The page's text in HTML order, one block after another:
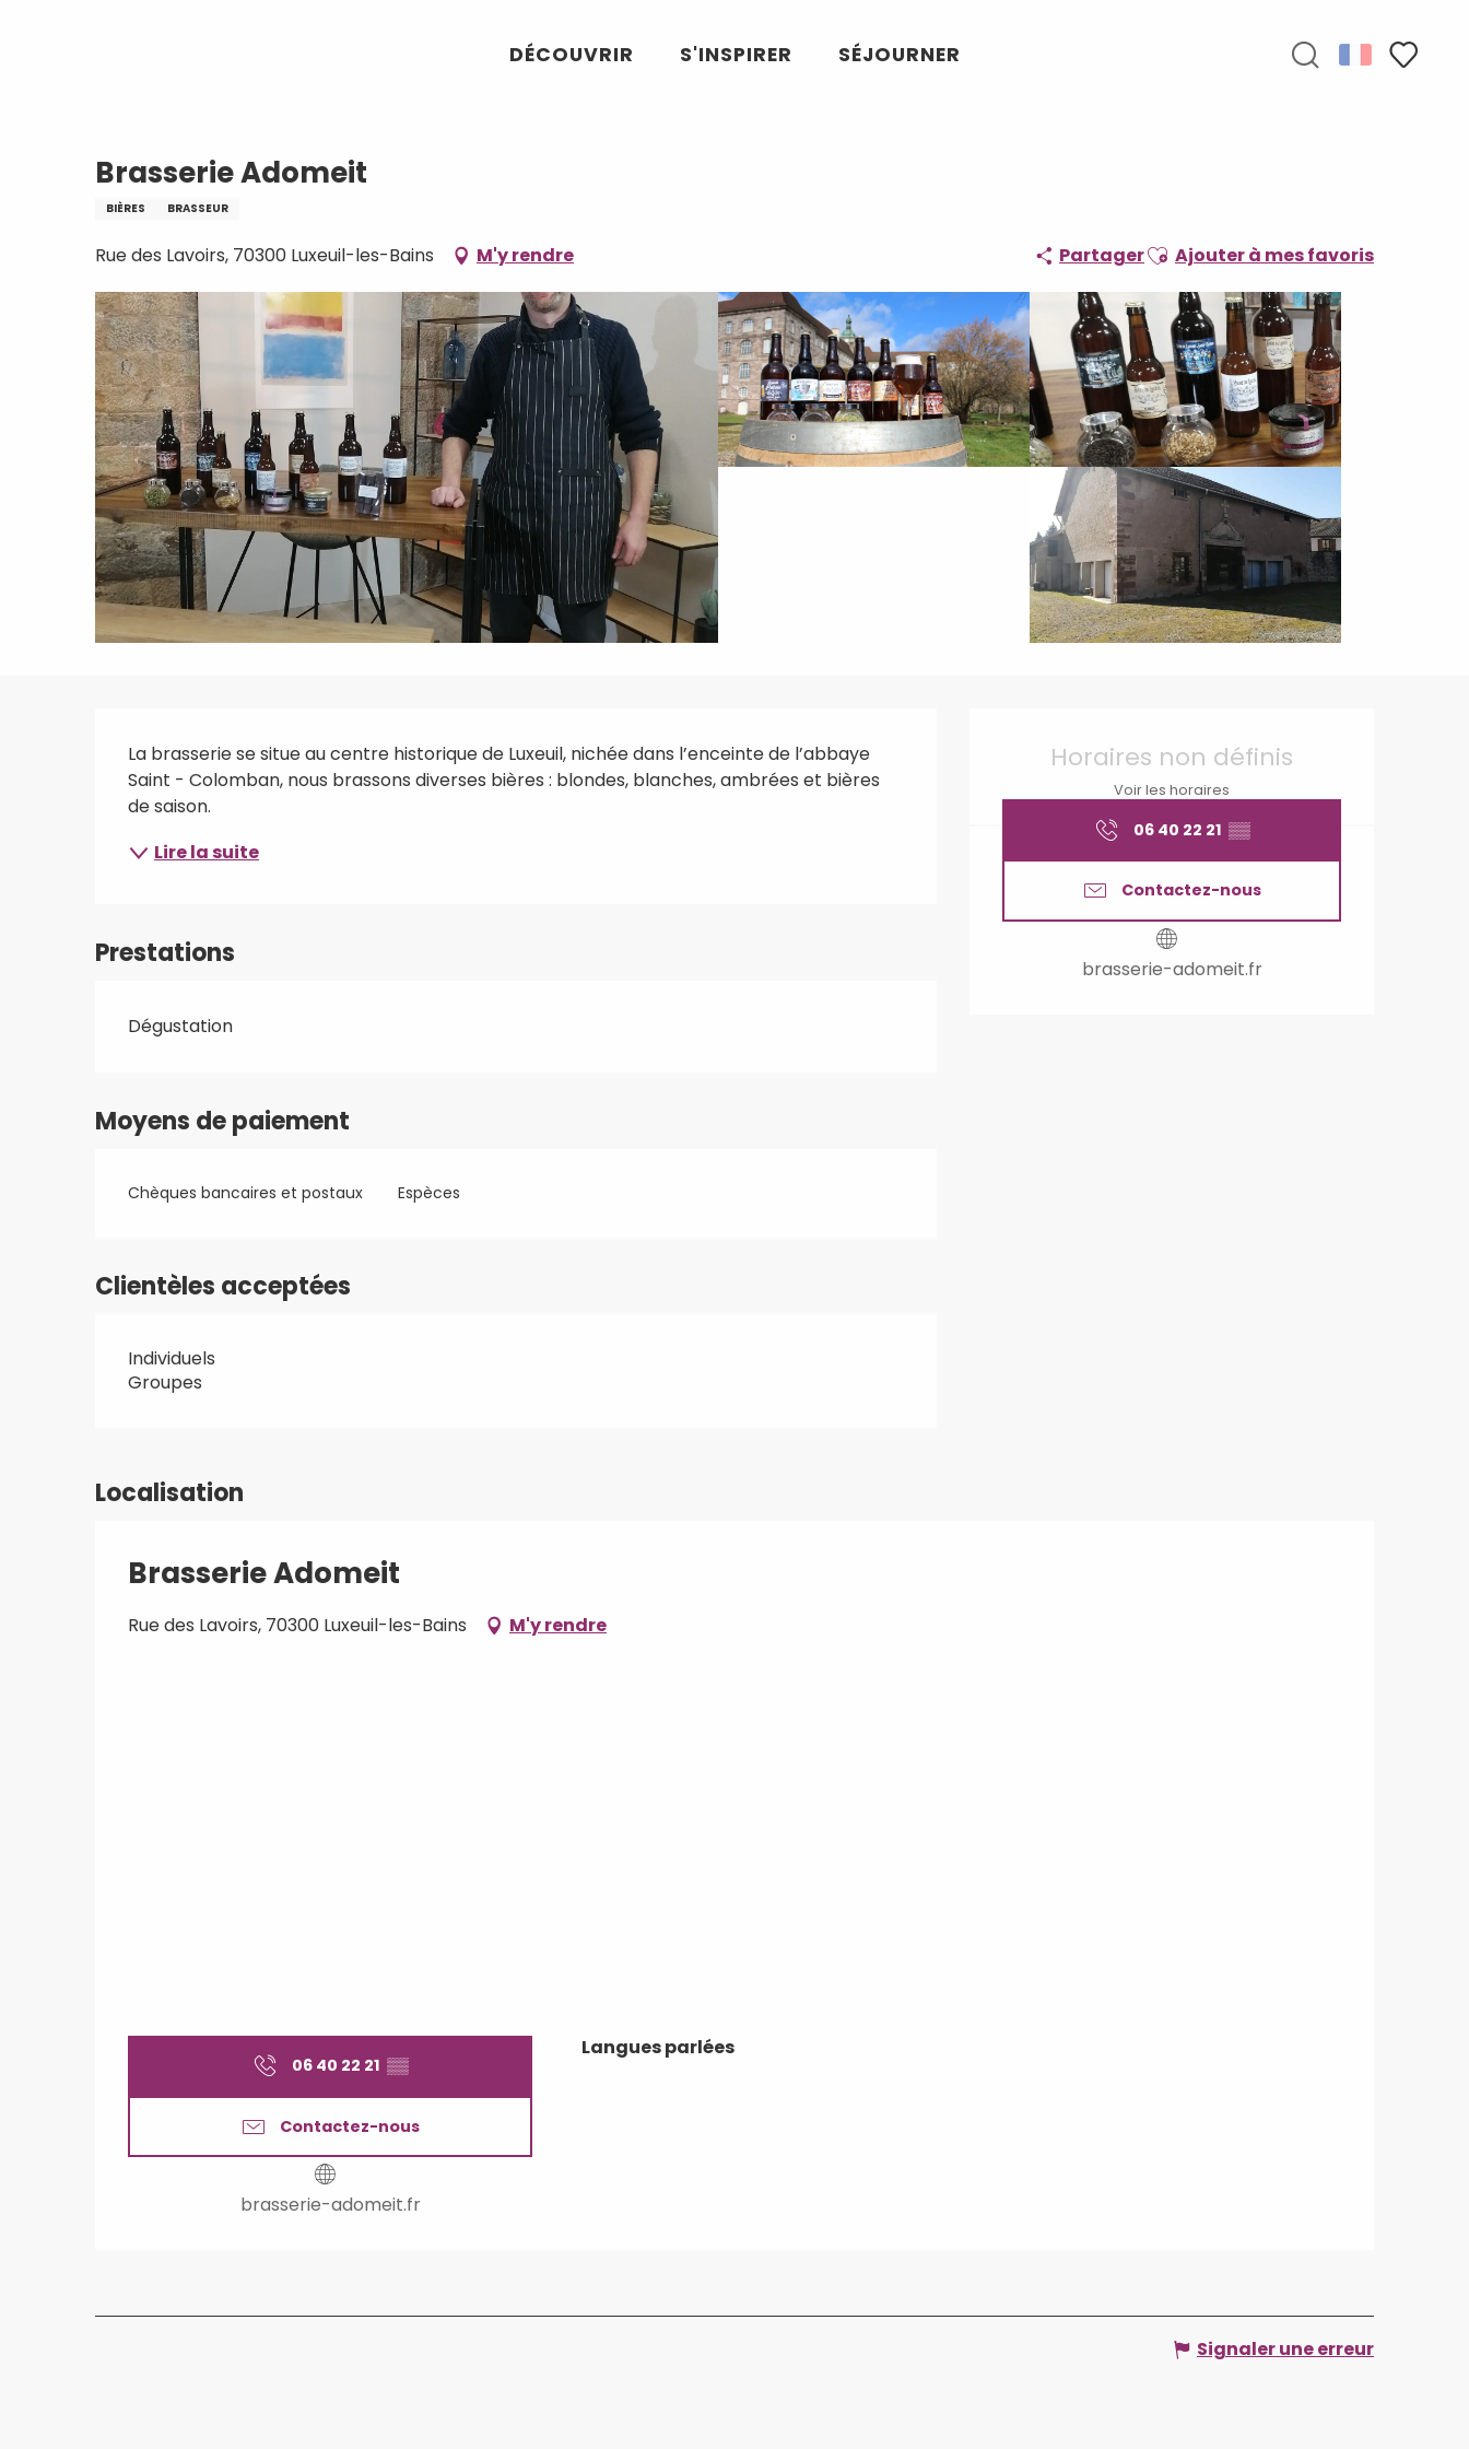
DÉCOUVRIR S'INSPIRER SÉJOURNER
Brasserie Adomeit
BIÈRES BRASSEUR
Rue des Lavoirs, 70300 Luxeuil-les-Bains M'y rendre PartagerAjouter aux favoris
Ajouter à mes favoris
Ouverture et
Horaires non définis
Voir les horaires
06 40 22 21 ▒▒
Contactez-nous
brasserie-adomeit.fr
Description
La brasserie se situe au centre historique de Luxeuil, nichée dans l’enceinte de l’abbaye
Saint - Colomban, nous brassons diverses bières : blondes, blanches, ambrées et bières
de saison.
Lire la suite
Prestations
Dégustation
Moyens de paiement
Chèques bancaires et postaux Espèces
Clientèles acceptées
Individuels
Groupes
Localisation
Brasserie Adomeit
Rue des Lavoirs, 70300 Luxeuil-les-Bains M'y rendre
06 40 22 21 ▒▒
Contactez-nous
brasserie-adomeit.fr
Langues parlées
Langues parlées
Signaler une erreur